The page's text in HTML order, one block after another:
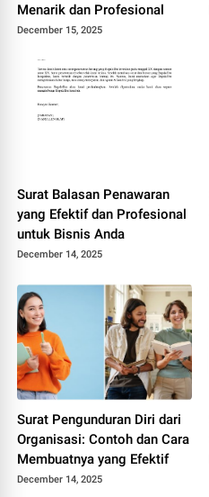
Menarik dan Profesional
December 15, 2025
Surat Balasan Penawaran
yang Efektif dan Profesional
untuk Bisnis Anda
December 14, 2025
Surat Pengunduran Diri dari
Organisasi: Contoh dan Cara
Membuatnya yang Efektif
December 14, 2025